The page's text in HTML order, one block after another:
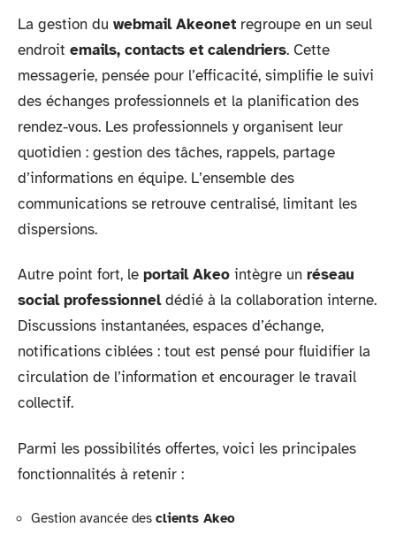
La gestion du webmail Akeonet regroupe en un seul
endroit emails, contacts et calendriers. Cette
messagerie, pensée pour l’efficacité, simplifie le suivi
des échanges professionnels et la planification des
rendez-vous. Les professionnels y organisent leur
quotidien : gestion des tâches, rappels, partage
d’informations en équipe. L’ensemble des
communications se retrouve centralisé, limitant les
dispersions.
Autre point fort, le portail Akeo intègre un réseau
social professionneldédié à la collaboration interne.
Discussions instantanées, espaces d’échange,
notifications ciblées : tout est pensé pour fluidifier la
circulation de l’information et encourager le travail
collectif.
Parmi les possibilités offertes, voici les principales
fonctionnalités à retenir :
Gestion avancée des clients Akeo